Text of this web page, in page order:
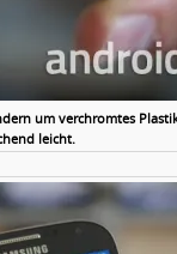
um verchromtes
leicht.